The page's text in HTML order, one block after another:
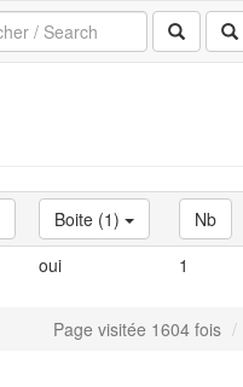
Boite (1) Nb
oui 1
Page visitée 1604 fois